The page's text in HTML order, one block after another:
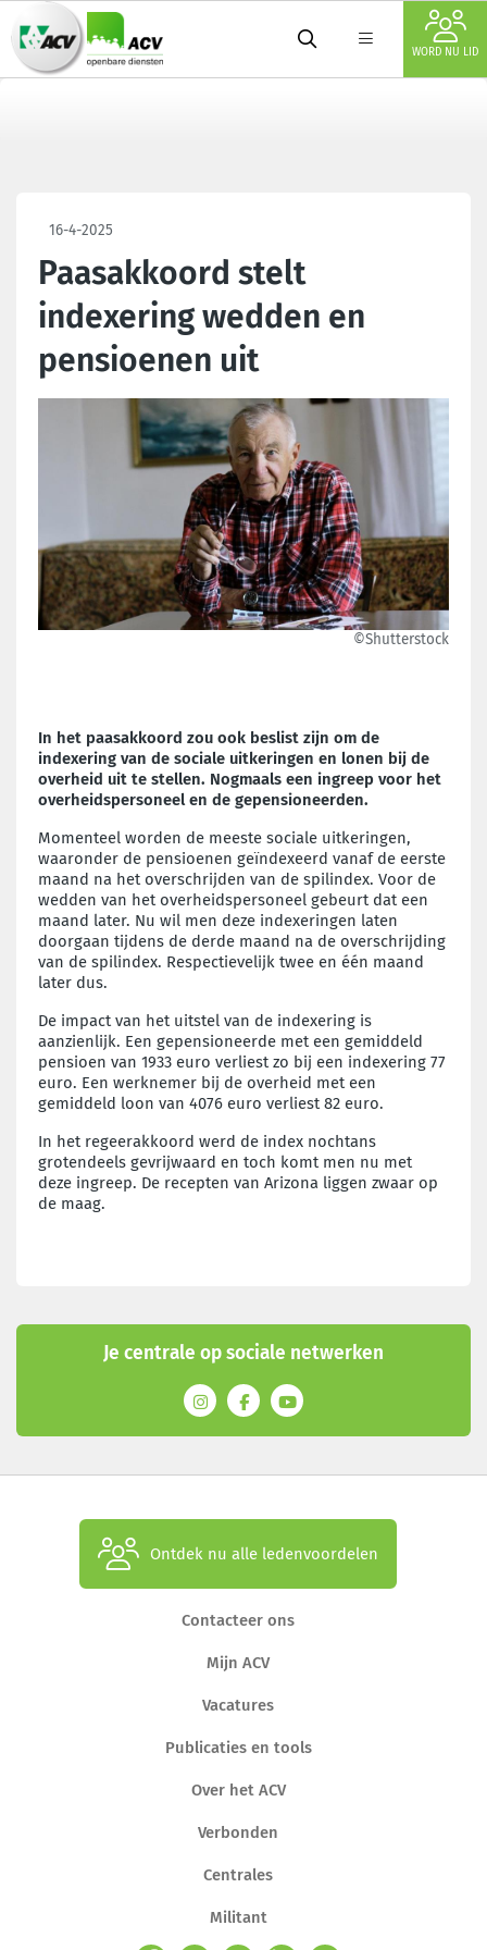
WORD NU LID
16-4-2025
Paasakkoord stelt
indexering wedden en
pensioenen uit
©Shutterstock
In het paasakkoord zou ook beslist zijn om de
indexering van de sociale uitkeringen en lonen bij de
overheid uit te stellen. Nogmaals een ingreep voor het
overheidspersoneel en de gepensioneerden.
Momenteel worden de meeste sociale uitkeringen,
waaronder de pensioenen geïndexeerd vanaf de eerste
maand na het overschrijden van de spilindex. Voor de
wedden van het overheidspersoneel gebeurt dat een
maand later. Nu wil men deze indexeringen laten
doorgaan tijdens de derde maand na de overschrijding
van de spilindex. Respectievelijk twee en één maand
later dus.
De impact van het uitstel van de indexering is
aanzienlijk. Een gepensioneerde met een gemiddeld
pensioen van 1933 euro verliest zo bij een indexering 77
euro. Een werknemer bij de overheid met een
gemiddeld loon van 4076 euro verliest 82 euro.
In het regeerakkoord werd de index nochtans
grotendeels gevrijwaard en toch komt men nu met
deze ingreep. De recepten van Arizona liggen zwaar op
de maag.
Je centrale op sociale netwerken
Ontdek nu alle ledenvoordelen
Contacteer ons
Mijn ACV
Vacatures
Publicaties en tools
Over het ACV
Verbonden
Centrales
Militant